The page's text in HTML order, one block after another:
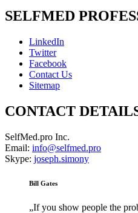
SELFMED
LinkedIn
Twitter
Facebook
Contact Us
Sitemap
CONTACT
SelfMed.pro Inc.
Email: info@selfmed.pro
Skype: joseph.simony
Bill Gates
„If you show people the